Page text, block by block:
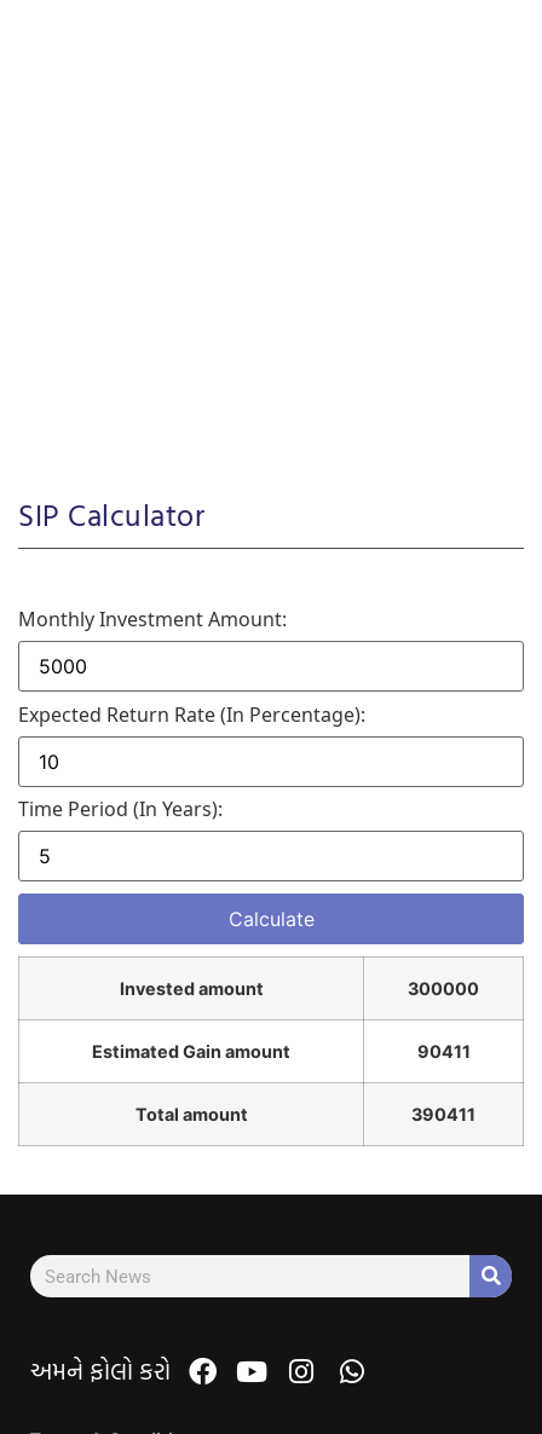
SIP Calculator
Monthly Investment Amount:
Expected Return Rate (in Percentage):
Time Period (in Years):
Invested amount 300000
Estimated Gain amount 90411
Total amount 390411
અમને ફોલો કરો